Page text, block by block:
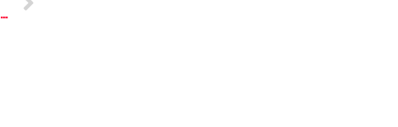
Vivimos un hermoso Encuentro de Bienestar, en el marco del Mes de la Mujer